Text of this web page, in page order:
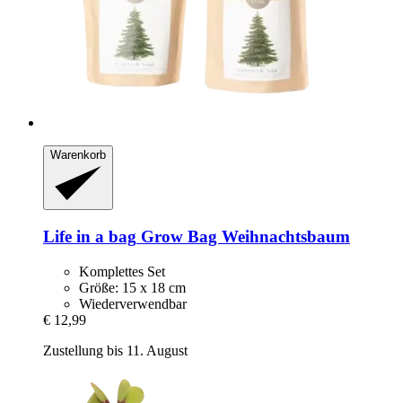
Warenkorb
Life in a bag Grow Bag Weihnachtsbaum
Komplettes Set
Größe: 15 x 18 cm
Wiederverwendbar
€ 12,99
Zustellung bis 11. August